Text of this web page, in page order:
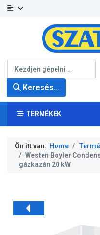
Keresés...
TERMÉKEK
Ön itt van: Home
Westen Boyler
gázkazán 20 kW